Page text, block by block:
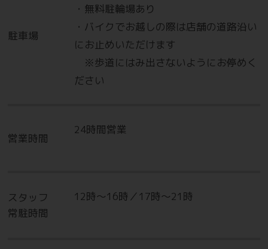
駐車場
・無料駐輪場あり
・バイクでお越しの際は店舗の道路沿い
にお止めいただけます
※歩道にはみ出さないようにお停めく
ださい
営業時間
24時間営業
スタッフ
常駐時間
12時～16時／17時～21時